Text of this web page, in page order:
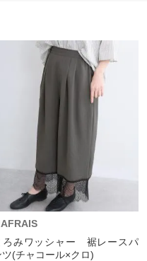
ろみワッシャー 裾レースパ
ツ(チャコール×クロ)